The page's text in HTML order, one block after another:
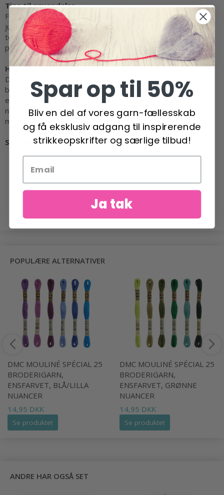
Tips til anvendelse
For at få mest ud af Mouliné Spécial 25's fleksibilitet, kan du
justere antallet af tråde, du bruger, afhængigt af ønsket
tekstur og tykkelse af dine sting. Dette giver dine værker en
personlig og unik dimension.
Hvorfor vælge dette garn?
DMC Mouliné Spécial 25 Broderigarn er den foretrukne tråd
blandt broderielskere over hele verden på grund af sin
enestående kvalitet og alsidighed. Uanset om du er
nybegynder eller en erfaren broder, vil dette garn hjælpe dig
med at skabe imponerende resultater.
Se lignende produkter her
Se andre broderigarner her
Mouliné Spécial 25 Broderigarn, Blå/Lilla nuancer
Mouliné Spécial 25 Broderigarn, Neutrale nuancer
Mouliné Spécial 25 Broderigarn, Farveskiftende
POPULÆRE ALTERNATIVER
DMC MOULINÉ SPÉCIAL 25
BRODERIGARN,
ENSFARVET, BLÅ/LILLA
NUANCER
14,95 DKK
Se produktet
DMC MOULINÉ SPÉCIAL 25
BRODERIGARN,
ENSFARVET, GRØNNE
NUANCER
14,95 DKK
Se produktet
ANDRE HAR OGSÅ SET
Spar op til 50%
Bliv en del af vores garn-fællesskab
og få eksklusiv adgang til inspirerende
strikkeopskrifter og særlige tilbud!
Ja tak